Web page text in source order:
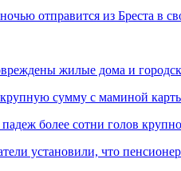
отправится из Бреста в
жилые дома и
крупную сумму с маминой
более сотни голов
установили, что